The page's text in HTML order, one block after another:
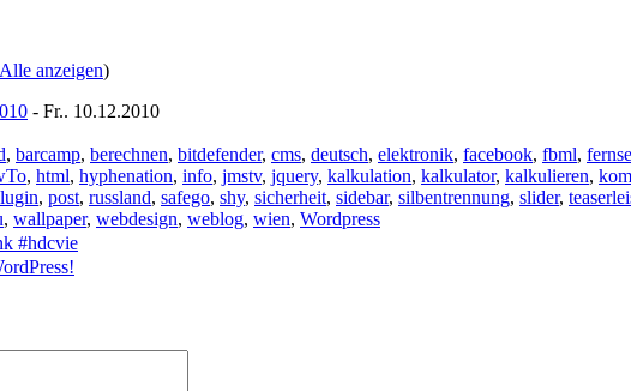
Alle anzeigen)
- Fr.. 10.12.2010
, barcamp, berechnen, bitdefender, cms, deutsch, elektronik, facebook, fbml,
, html, hyphenation, info, jmstv, jquery, kalkulation, kalkulator, kalkulieren,
, post, russland, safego, shy, sicherheit, sidebar, silbentrennung, slider,
, wallpaper, webdesign, weblog, wien, Wordpress
#hdcvie